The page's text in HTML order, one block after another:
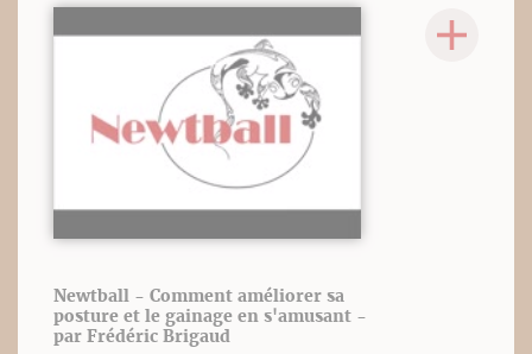
Newtball - Comment améliorer sa
posture et le gainage en s'amusant -
par Frédéric Brigaud